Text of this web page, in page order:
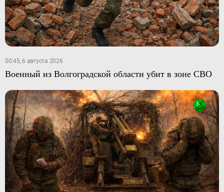
00:45, 6 августа 2026
Военный из Волгоградской области убит в зоне СВО